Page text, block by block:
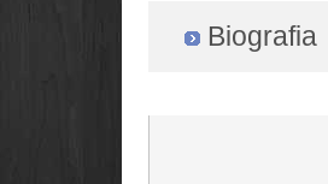
Biografia